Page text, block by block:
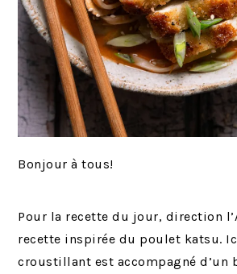
Bonjour à tous!
Pour la recette du jour, direction
recette inspirée du poulet katsu.
croustillant est accompagné d’un